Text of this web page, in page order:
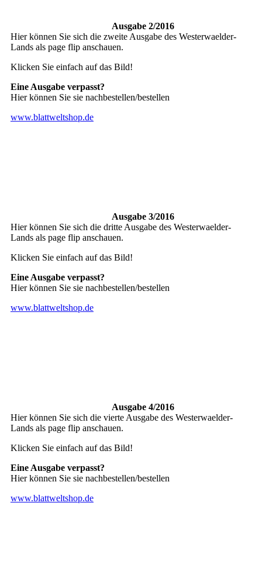
Ausgabe 2/2016
Hier können Sie sich die zweite Ausgabe des Westerwaelder-
Lands als page flip anschauen.
Klicken Sie einfach auf das Bild!
Eine Ausgabe verpasst?
Hier können Sie sie nachbestellen/bestellen
www.blattweltshop.de
Ausgabe 3/2016
Hier können Sie sich die dritte Ausgabe des Westerwaelder-
Lands als page flip anschauen.
Klicken Sie einfach auf das Bild!
Eine Ausgabe verpasst?
Hier können Sie sie nachbestellen/bestellen
www.blattweltshop.de
Ausgabe 4/2016
Hier können Sie sich die vierte Ausgabe des Westerwaelder-
Lands als page flip anschauen.
Klicken Sie einfach auf das Bild!
Eine Ausgabe verpasst?
Hier können Sie sie nachbestellen/bestellen
www.blattweltshop.de